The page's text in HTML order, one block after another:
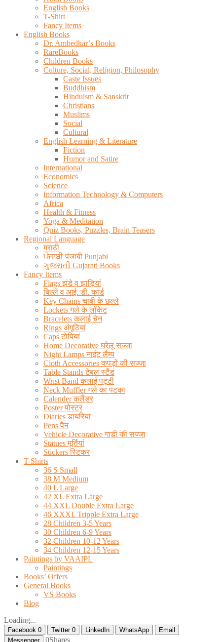
English Books
T-Shirt
Fancy Items
English Books
Dr. Ambedkar’s Books
RareBooks
Children Books
Culture, Social, Religion, Philosophy
Caste Issues
Buddhism
Hinduism & Sanskrit
Christians
Muslims
Social
Cultural
English Learning & Literature
Fiction
Humor and Satire
International
Economics
Science
Information Technology & Computers
Africa
Health & Fitness
Yoga & Meditation
Quiz Books, Puzzles, Brain Teasers
Regional Language
मराठी
ਪੰਜਾਬੀ पंजाबी Punjabi
ગુજરાતી Gujarati Books
Fancy Items
Flags झंडे व झाड़ियां
बिल्ले व आई. डी. कार्ड
Key Chains चाबी के छल्ले
Lockets गले के लॉकेट
Bracelets कलाई चेन
Rings अंगूठियां
Caps टोपियां
Home Decorative घरेलू सज्जा
Night Lamps नाईट लैम्प
Cloth Accessories कपड़ों की सज्जा
Table Stands टेबल स्टैंड
Wrist Band कलाई पट्टी
Neck Muffler गले का पटका
Calender कलैंडर
Poster पोस्टर
Diaries डायरियां
Pens पैन
Vehicle Decorative गाडी की सज्जा
Statues मूर्तियां
Stickers स्टिकर
T-Shirts
36 S Small
38 M Medium
40 L Large
42 XL Extra Large
44 XXL Double Extra Large
46 XXXL Tripple Extra Large
28 Children 3-5 Years
30 Children 6-9 Years
32 Children 10-12 Years
34 Children 12-15 Years
Paintings by VAAIPL
Paintings
Books’ Offers
General Books
VS Books
Blog
Loading...
Facebook 0 Twitter 0 LinkedIn WhatsApp
Email
Messenger
0Shares